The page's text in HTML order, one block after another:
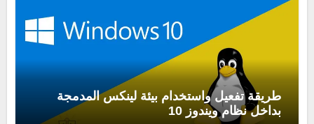
طريقة تفعيل واستخدام بيئة لينكس المدمجة
بداخل نظام ويندوز 10